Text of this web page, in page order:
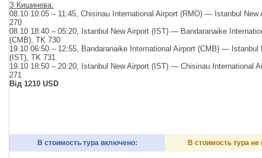
З Кишинева:
08.10 10:05 – 11:45, Chisinau International Airport (RMO) — Istanbul New
270
08.10 18:40 – 05:20, Istanbul New Airport (IST) — Bandaranaike
(CMB), TK 730
19.10 06:50 – 12:55, Bandaranaike International Airport (CMB) — Istanbul
(IST), TK 731
19.10 18:50 – 20:20, Istanbul New Airport (IST) — Chisinau International
271
Від 1210 USD
В стоимость тура включено: В стоимость тура